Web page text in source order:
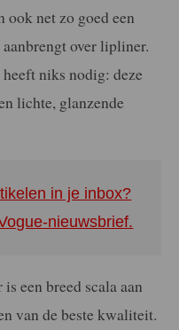
ook net zo goed een
over lipliner.
niks nodig: deze
lichte, glanzende
in je inbox?
nieuwsbrief.
een breed scala aan
van de beste kwaliteit.